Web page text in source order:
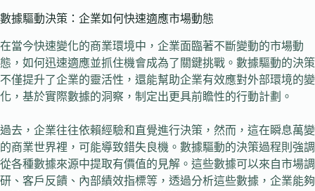
數據驅動決策：企業如何快速適應市場動態
在當今快速變化的商業環境中，企業面臨著不斷變動的市場動
態，如何迅速適應並抓住機會成為了關鍵挑戰。數據驅動的決策
不僅提升了企業的靈活性，還能幫助企業有效應對外部環境的變
化，基於實際數據的洞察，制定出更具前瞻性的行動計劃。
過去，企業往往依賴經驗和直覺進行決策，然而，這在瞬息萬變
的商業世界裡，可能導致錯失良機。數據驅動的決策過程則強調
從各種數據來源中提取有價值的見解。這些數據可以來自市場調
研、客戶反饋、內部績效指標等，透過分析這些數據，企業能夠